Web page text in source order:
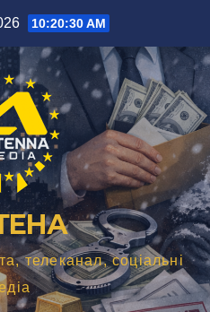
10:20:31 AM
телеканал, соціальні